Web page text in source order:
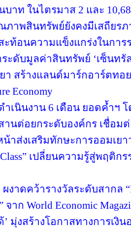
บาท ในไตรมาส 2 และ
าพสินทรัพย์ยังคงมีเสถียรภ
ะท้อนความแข็งแกร่งในการ
ระดับมูลค่าสินทรัพย์ ‘เซ็นทรั
า สร้างแลนด์มาร์กอาร์ตทอ
Economy
เนินงาน 6 เดือน ยอดค้ำฯ
านต่อยกระดับองค์กร เชื่อมต่
าส่งเสริมทักษะการออมเยา
Class” เปลี่ยนความรู้สู่พฤติ
งาดคว้ารางวัลระดับสากล
จาก World Economic
มุ่งสร้างโอกาสทางการเงิน